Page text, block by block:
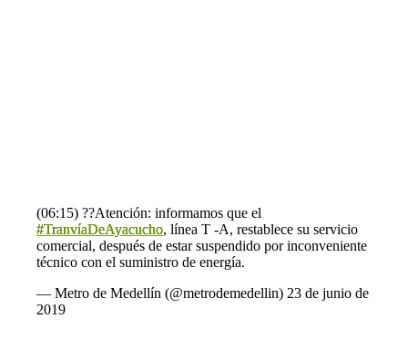
(06:15) ??Atención: informamos que el
#TranvíaDeAyacucho, línea T -A, restablece su servicio
comercial, después de estar suspendido por inconveniente
técnico con el suministro de energía.
— Metro de Medellín (@metrodemedellin) 23 de junio de
2019